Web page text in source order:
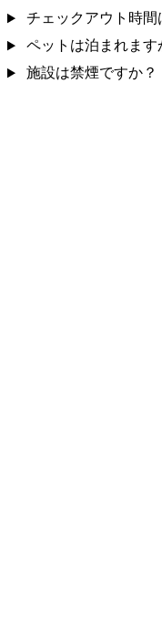
チェックアウト時間
ペットは泊まれます
施設は禁煙ですか？